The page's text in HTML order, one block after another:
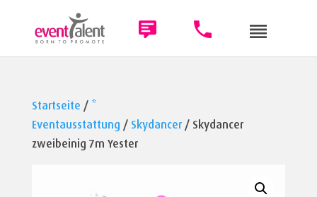
Startseite / *
Eventausstattung / Skydancer/ Skydancer
zweibeinig 7m Yester